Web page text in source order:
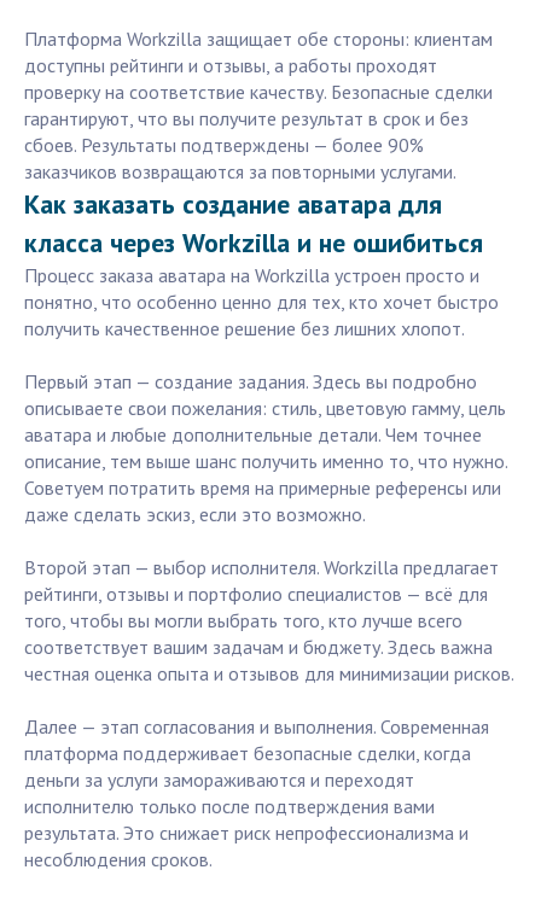
Платформа Workzilla защищает обе стороны: клиентам
доступны рейтинги и отзывы, а работы проходят
проверку на соответствие качеству. Безопасные сделки
гарантируют, что вы получите результат в срок и без
сбоев. Результаты подтверждены — более 90%
заказчиков возвращаются за повторными услугами.
Как заказать создание аватара для
класса через Workzilla и не ошибиться
Процесс заказа аватара на Workzilla устроен просто и
понятно, что особенно ценно для тех, кто хочет быстро
получить качественное решение без лишних хлопот.
Первый этап — создание задания. Здесь вы подробно
описываете свои пожелания: стиль, цветовую гамму, цель
аватара и любые дополнительные детали. Чем точнее
описание, тем выше шанс получить именно то, что нужно.
Советуем потратить время на примерные референсы или
даже сделать эскиз, если это возможно.
Второй этап — выбор исполнителя. Workzilla предлагает
рейтинги, отзывы и портфолио специалистов — всё для
того, чтобы вы могли выбрать того, кто лучше всего
соответствует вашим задачам и бюджету. Здесь важна
честная оценка опыта и отзывов для минимизации рисков.
Далее — этап согласования и выполнения. Современная
платформа поддерживает безопасные сделки, когда
деньги за услуги замораживаются и переходят
исполнителю только после подтверждения вами
результата. Это снижает риск непрофессионализма и
несоблюдения сроков.